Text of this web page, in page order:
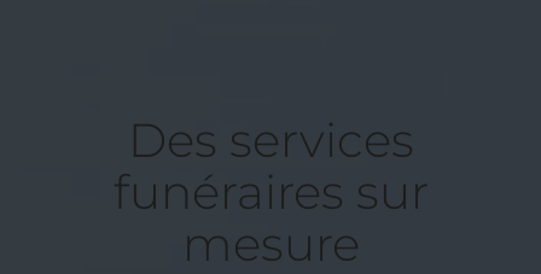
Des services
funéraires sur
mesure